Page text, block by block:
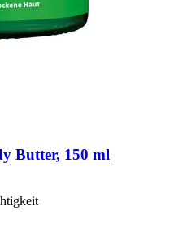
Butter, 150 ml